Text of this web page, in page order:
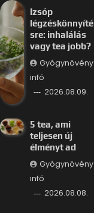
Izsóp
légzéskönnyíté
sre: inhalálás
vagy tea jobb?
Gyógynövény
infó
2026.08.09.
5 tea, ami
teljesen új
élményt ad
Gyógynövény
infó
2026.08.08.